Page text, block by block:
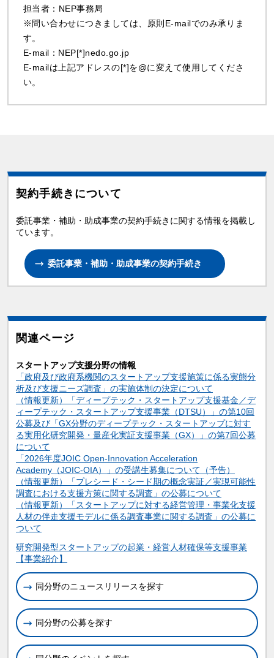
担当者：NEP事務局
※問い合わせにつきましては、原則E-mailでのみ承りま
す。
E-mail：NEP[*]nedo.go.jp
E-mailは上記アドレスの[*]を@に変えて使用してくださ
い。
契約手続きについて
委託事業・補助・助成事業の契約手続きに関する情報を掲載し
ています。
委託事業・補助・助成事業の契約手続き
関連ページ
スタートアップ支援分野の情報
「政府及び政府系機関のスタートアップ支援施策に係る実態分
析及び支援ニーズ調査」の実施体制の決定について
（情報更新）「ディープテック・スタートアップ支援基金／デ
ィープテック・スタートアップ支援事業（DTSU）」の第10回
公募及び「GX分野のディープテック・スタートアップに対す
る実用化研究開発・量産化実証支援事業（GX）」の第7回公募
について
「2026年度JOIC Open-Innovation Acceleration
Academy（JOIC-OIA）」の受講生募集について（予告）
（情報更新）「プレシード・シード期の概念実証／実現可能性
調査における支援方策に関する調査」の公募について
（情報更新）「スタートアップに対する経営管理・事業化支援
人材の伴走支援モデルに係る調査事業に関する調査」の公募に
ついて
関連情報
研究開発型スタートアップの起業・経営人材確保等支援事業
【事業紹介】
同分野のニュースリリースを探す
同分野の公募を探す